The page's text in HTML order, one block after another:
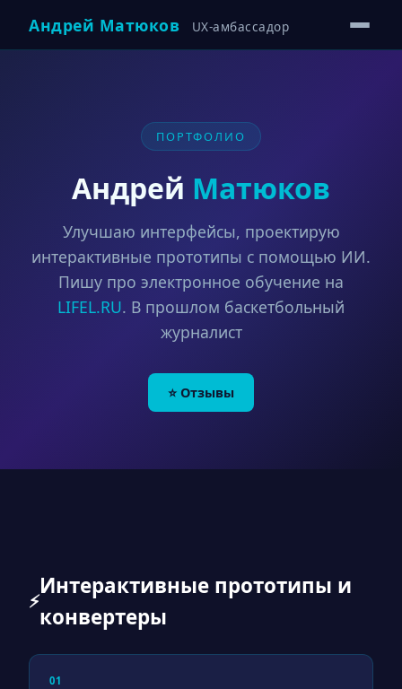
Андрей Матюков UX-амбассадор
ПОРТФОЛИО
Андрей Матюков
Улучшаю интерфейсы, проектирую
интерактивные прототипы с помощью ИИ.
Пишу про электронное обучение на
LIFEL.RU. В прошлом баскетбольный
журналист
⭐ Отзывы
⚡
Интерактивные прототипы и
конвертеры
01